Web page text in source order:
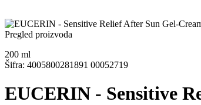
Pregled proizvoda
200 ml
Šifra: 4005800281891 00052719
EUCERIN - Sensitive